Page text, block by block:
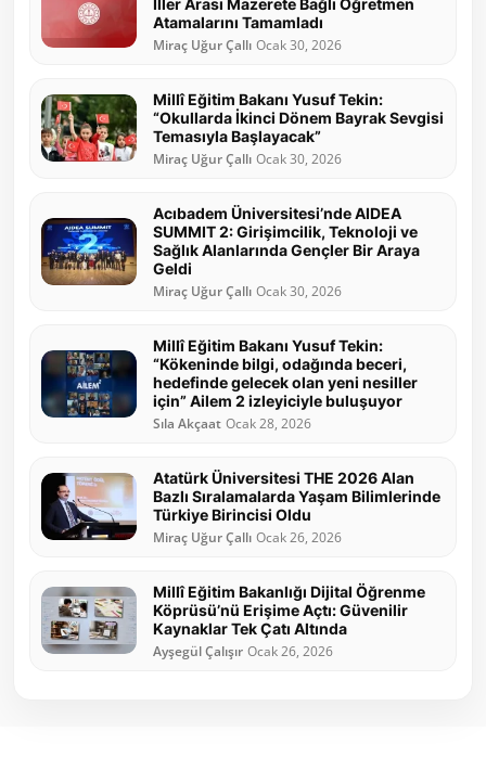
Atamalarını Tamamladı
Miraç Uğur Çallı Ocak 30, 2026
Millî Eğitim Bakanı Yusuf Tekin:
“Okullarda İkinci Dönem Bayrak Sevgisi
Temasıyla Başlayacak”
Miraç Uğur Çallı Ocak 30, 2026
Acıbadem Üniversitesi’nde AIDEA
SUMMIT 2: Girişimcilik, Teknoloji ve
Sağlık Alanlarında Gençler Bir Araya
Geldi
Miraç Uğur Çallı Ocak 30, 2026
Millî Eğitim Bakanı Yusuf Tekin:
“Kökeninde bilgi, odağında beceri,
hedefinde gelecek olan yeni nesiller
için” Ailem 2 izleyiciyle buluşuyor
Sıla Akçaat Ocak 28, 2026
Atatürk Üniversitesi THE 2026 Alan
Bazlı Sıralamalarda Yaşam Bilimlerinde
Türkiye Birincisi Oldu
Miraç Uğur Çallı Ocak 26, 2026
Millî Eğitim Bakanlığı Dijital Öğrenme
Köprüsü’nü Erişime Açtı: Güvenilir
Kaynaklar Tek Çatı Altında
Ayşegül Çalışır Ocak 26, 2026